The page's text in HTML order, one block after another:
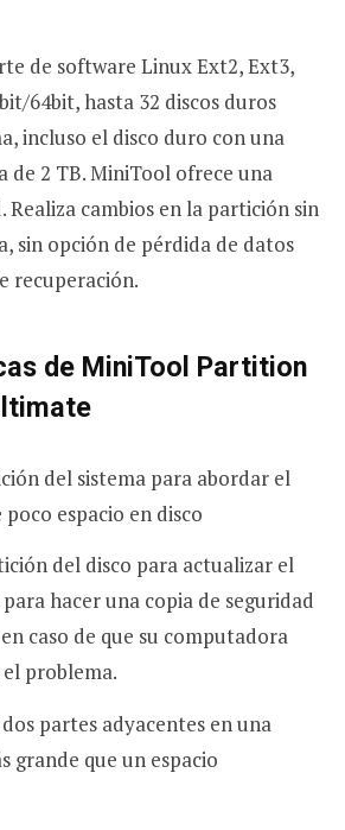
de software Linux Ext2, Ext3,
64bit, hasta 32 discos duros
incluso el disco duro con una
de 2 TB. MiniTool ofrece una
cambios en la partición sin
sin opción de pérdida de datos
recuperación.
de MiniTool Partition
del sistema para abordar el
espacio en disco
del disco para actualizar el
hacer una copia de seguridad
caso de que su computadora
problema.
partes adyacentes en una
grande que un espacio